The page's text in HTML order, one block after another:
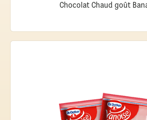
Chocolat Chaud goût